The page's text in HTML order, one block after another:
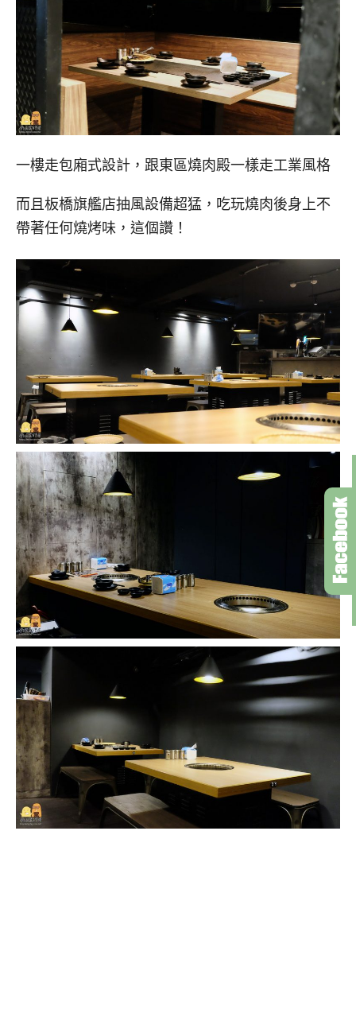
一樓走包廂式設計，跟東區燒肉殿一樣走工業風格
而且板橋旗艦店抽風設備超猛，吃玩燒肉後身上不
帶著任何燒烤味，這個讚！